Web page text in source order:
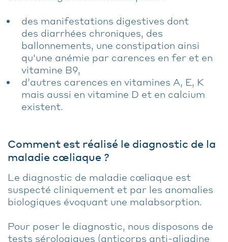
des manifestations digestives dont
des diarrhées chroniques, des
ballonnements, une constipation ainsi
qu'une anémie par carences en fer et en
vitamine B9,
d’autres carences en vitamines A, E, K
mais aussi en vitamine D et en calcium
existent.
Comment est réalisé le diagnostic de la
maladie cœliaque ?
Le diagnostic de maladie cœliaque est
suspecté cliniquement et par les anomalies
biologiques évoquant une malabsorption.
Pour poser le diagnostic, nous disposons de
tests sérologiques (anticorps anti-gliadine